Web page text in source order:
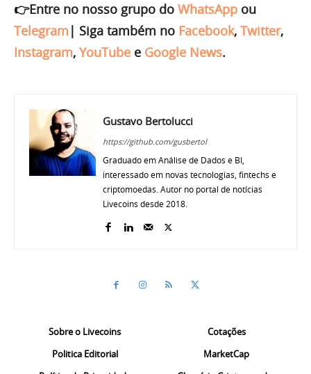
👉Entre no nosso grupo do WhatsApp ou
Telegram | Siga também no Facebook, Twitter,
Instagram, YouTube e Google News.
Gustavo Bertolucci
https://github.com/gusbertol
Graduado em Análise de Dados e BI,
interessado em novas tecnologias, fintechs e
criptomoedas. Autor no portal de notícias
Livecoins desde 2018.
Sobre o Livecoins
Politica Editorial
Cotações
MarketCap